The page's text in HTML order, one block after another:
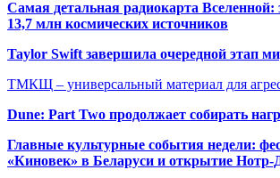
Самая детальная радиокарта Вселенной:
13,7 млн космических источников
Taylor Swift завершила очередной этап
ТМКЩ – универсальный материал для
Dune: Part Two продолжает собирать
Главные культурные события недели:
«Киновек» в Беларуси и открытие